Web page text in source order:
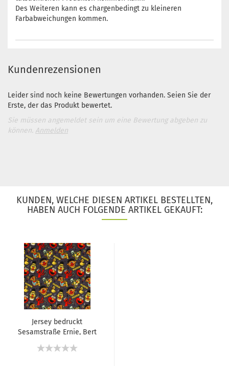
Des Weiteren kann es chargenbedingt zu kleineren
Farbabweichungen kommen.
Kundenrezensionen
Leider sind noch keine Bewertungen vorhanden. Seien Sie der
Erste, der das Produkt bewertet.
Sie müssen angemeldet sein um eine Bewertung abgeben zu
können. Anmelden
KUNDEN, WELCHE DIESEN ARTIKEL BESTELLTEN,
HABEN AUCH FOLGENDE ARTIKEL GEKAUFT:
Jersey bedruckt
Sesamstraße Ernie, Bert